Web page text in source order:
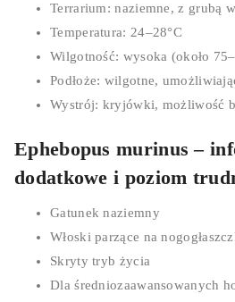
Terrarium: naziemne, z grubą
Temperatura: 24–28°C
Wilgotność: wysoka (około
Podłoże: wilgotne,
Wystrój: kryjówki, możliwość
Ephebopus murinus –
dodatkowe i poziom
Gatunek naziemny
Włoski parzące na
Skryty tryb życia
Dla średniozaawansowanych